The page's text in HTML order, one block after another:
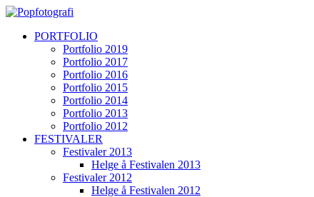
PORTFOLIO
Portfolio 2019
Portfolio 2017
Portfolio 2016
Portfolio 2015
Portfolio 2014
Portfolio 2013
Portfolio 2012
FESTIVALER
Festivaler 2013
Helge å Festivalen 2013
Festivaler 2012
Helge å Festivalen 2012